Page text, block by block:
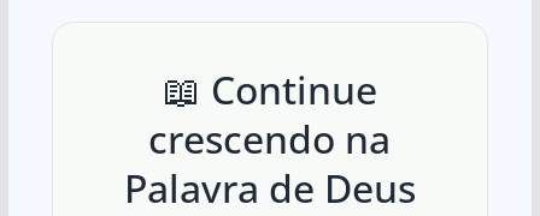
📖 Continue
crescendo na
Palavra de Deus